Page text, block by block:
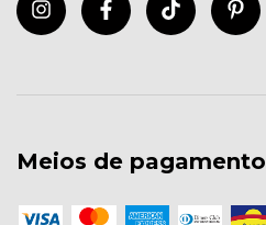
Meios de pagamento